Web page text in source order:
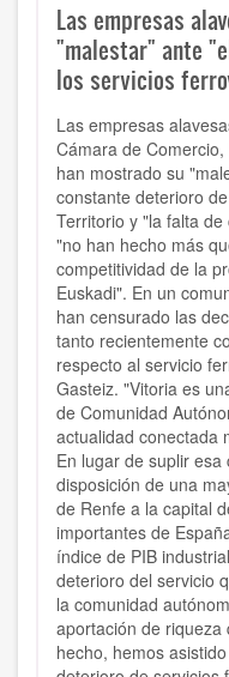
Las empresas
"malestar" ante
los servicios
Las empresas
Cámara de
han mostrado su
constante deterioro
Territorio y "la falta
"no han hecho más
competitividad de la
Euskadi". En un
han censurado las
tanto recientemente
respecto al servicio
Gasteiz. "Vitoria es
de Comunidad
actualidad conectada
En lugar de suplir
disposición de una
de Renfe a la capital
importantes de
índice de PIB
deterioro del servicio
la comunidad
aportación de
hecho, hemos